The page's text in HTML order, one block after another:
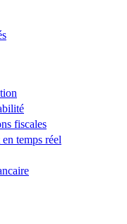
fiscales
temps réel